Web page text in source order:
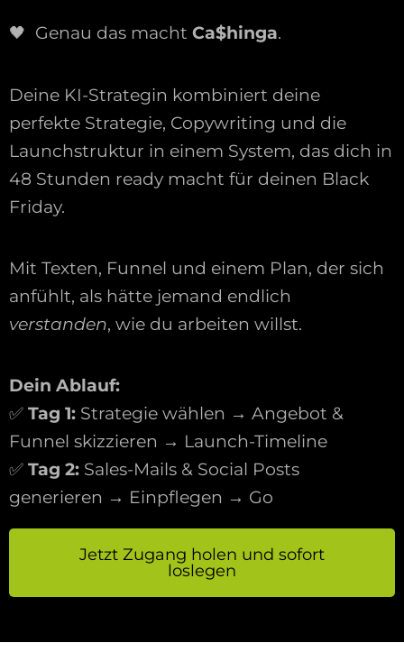
🖤 Genau das macht Ca$hinga.
Deine KI-Strategin kombiniert deine
perfekte Strategie, Copywriting und die
Launchstruktur in einem System, das dich in
48 Stunden ready macht für deinen Black
Friday.
Mit Texten, Funnel und einem Plan, der sich
anfühlt, als hätte jemand endlich
verstanden, wie du arbeiten willst.
Dein Ablauf:
✅ Tag 1: Strategie wählen → Angebot &
Funnel skizzieren → Launch-Timeline
✅ Tag 2: Sales-Mails & Social Posts
generieren → Einpflegen → Go
Jetzt Zugang holen und sofort
loslegen